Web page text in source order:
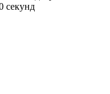
секунд